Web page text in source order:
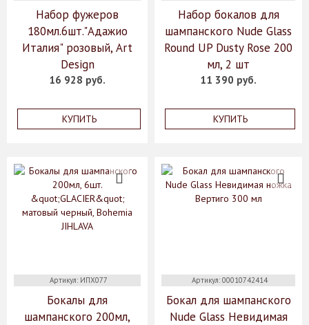
Набор фужеров
180мл.6шт."Адажио
Италия" розовый, Art
Design
16 928 руб.
КУПИТЬ
Набор бокалов для
шампанского Nude Glass
Round UP Dusty Rose 200
мл, 2 шт
11 390 руб.
КУПИТЬ
Артикул: ИПХ077
Бокалы для
шампанского 200мл,
Артикул: 00010742414
Бокал для шампанского
Nude Glass Невидимая